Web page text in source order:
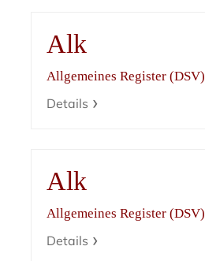
Alk
Allgemeines Register (DSV)
Details
Alk
Allgemeines Register (DSV)
Details